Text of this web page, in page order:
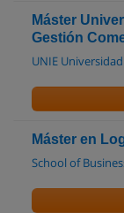
Máster
Gestión
UNIE Universidad
Máster en
School of